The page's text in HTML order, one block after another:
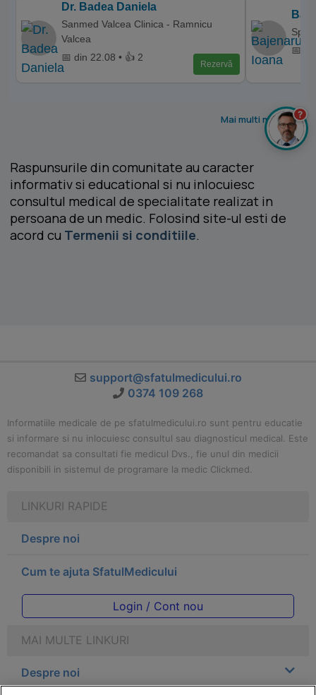
Dr. Badea Daniela
Sanmed Valcea Clinica - Ramnicu
Valcea
📅 din 22.08 • 👍 2
Rezervă
📅
Mai multi medici >
Raspunsurile din comunitate au caracter
informativ si educational si nu inlocuiesc
consultul medical de specialitate realizat in
persoana de un medic. Folosind site-ul esti de
acord cu Termenii si conditiile.
support@sfatulmedicului.ro
0374 109 268
Informatiile medicale de pe sfatulmedicului.ro sunt pentru educatie
si informare si nu inlocuiesc consultul sau diagnosticul medical. Este
recomandat sa consultati fie medicul Dvs., fie unul din medicii
disponibili in sistemul de programare la medic Clickmed.
LINKURI RAPIDE
Despre noi
Cum te ajuta SfatulMedicului
Login / Cont nou
MAI MULTE LINKURI
Despre noi
?